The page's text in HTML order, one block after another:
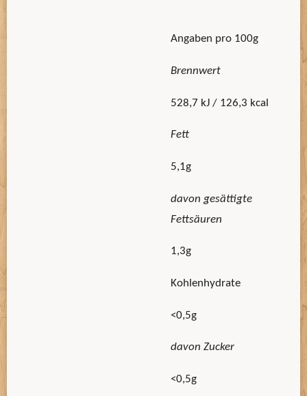
Angaben pro 100g
Brennwert
528,7 kJ / 126,3 kcal
Fett
5,1g
davon gesättigte
Fettsäuren
1,3g
Kohlenhydrate
<0,5g
davon Zucker
<0,5g